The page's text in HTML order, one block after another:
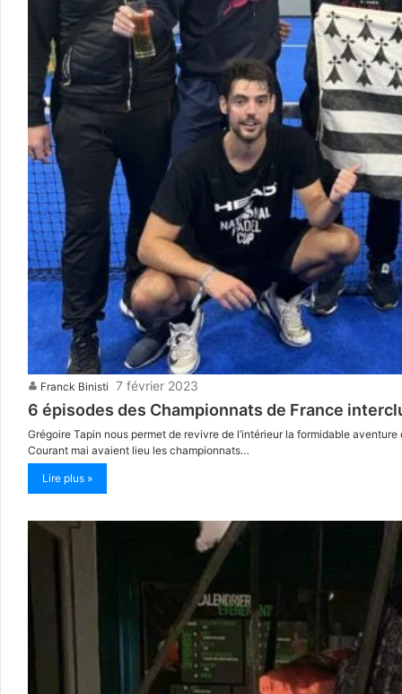
Franck Binisti 7 février 2023
6 épisodes des Championnats de France
Grégoire Tapin nous permet de revivre de l’intérieur la formidable
Courant mai avaient lieu les championnats…
Lire plus »